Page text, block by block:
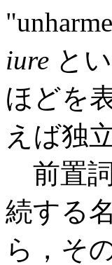
iure と
ほどを
えば独
前置詞
続する
ら，そ